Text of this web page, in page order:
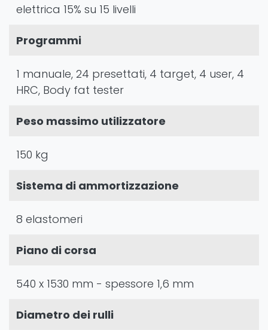
elettrica 15% su 15 livelli
Programmi
1 manuale, 24 presettati, 4 target, 4 user, 4
HRC, Body fat tester
Peso massimo utilizzatore
150 kg
Sistema di ammortizzazione
8 elastomeri
Piano di corsa
540 x 1530 mm - spessore 1,6 mm
Diametro dei rulli